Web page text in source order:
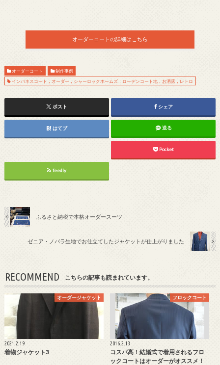
オーダーコートの詳細はこちら
オーダーコート
制作事例
インバネスコート，オーダー，シャーロックホームズ，ローデンコート地，お洒落，レトロ
ポスト シェア
はてブ 送る
Pocket
feedly
ふるさと納税で本格オーダースーツ
ゼニア・ノバラ生地でお仕立てしたジャケットが仕上がりました
RECOMMEND こちらの記事も読まれています。
オーダージャケット
2021.2.19
着物ジャケット3
フロックコート
2016.2.13
コスパ高！結婚式で着用されるフロ
ックコートはオーダーがオススメ！